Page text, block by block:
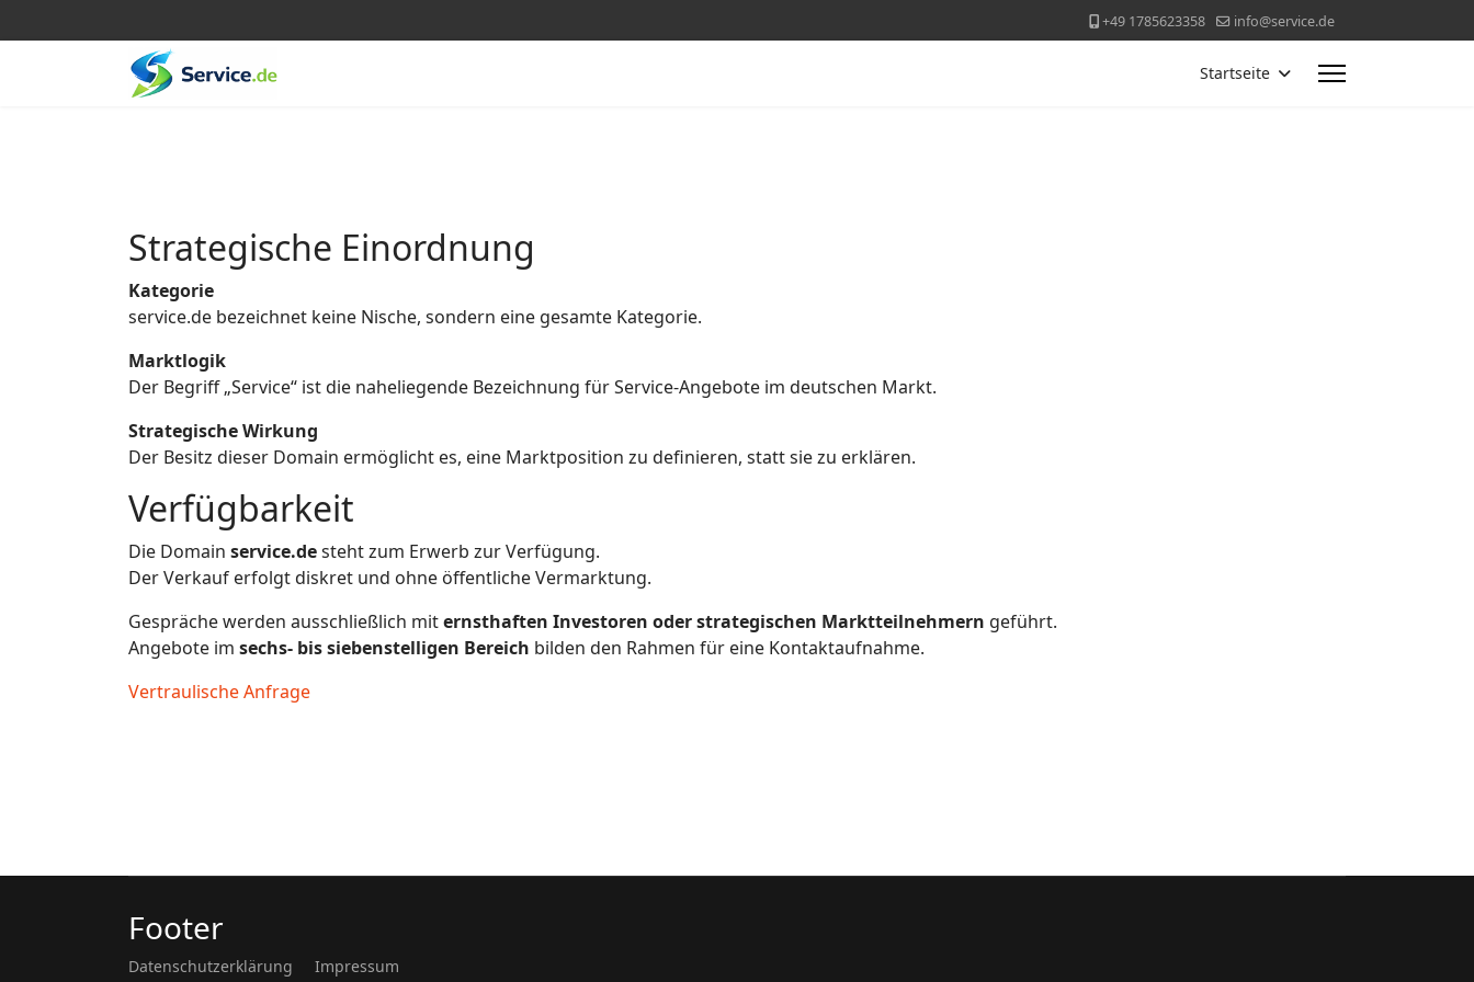
+49 1785623358 info@service.de
Startseite
Strategische Einordnung
Kategorie
service.de bezeichnet keine Nische, sondern eine gesamte Kategorie.
Marktlogik
Der Begriff „Service“ ist die naheliegende Bezeichnung für Service-Angebote im deutschen Markt.
Strategische Wirkung
Der Besitz dieser Domain ermöglicht es, eine Marktposition zu definieren, statt sie zu erklären.
Verfügbarkeit
Die Domain service.desteht zum Erwerb zur Verfügung.
Der Verkauf erfolgt diskret und ohne öffentliche Vermarktung.
Gespräche werden ausschließlich miternsthaften Investoren oder strategischen Marktteilnehmern geführt.
Angebote im sechs- bis siebenstelligen Bereich bilden den Rahmen für eine Kontaktaufnahme.
Vertraulische Anfrage
Footer
Datenschutzerklärung
Impressum